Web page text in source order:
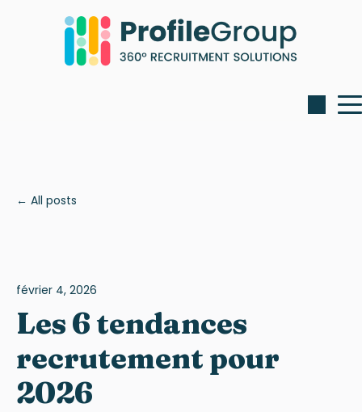
All posts
février 4, 2026
Les 6 tendances
recrutement pour
2026